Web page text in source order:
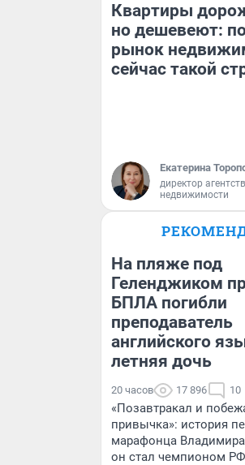
Квартиры
но дешевеют:
рынок
сейчас такой
Екатерина
директор
недвижимости
На пляже под
Геленджиком
БПЛА погибли
преподаватель
английского
летняя дочь
20 часов 17 896 10
«Позавтракал и
привычка»: история
марафонца
он стал чемпионом РФ